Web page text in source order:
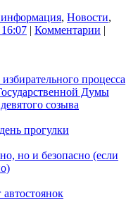
, Новости,
| Комментарии |
процесса
Думы
созыва
прогулки
но и безопасно (если